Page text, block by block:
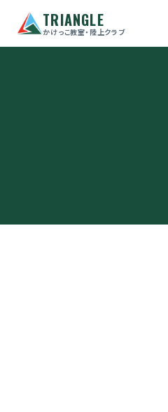
TRIANGLE
かけっこ教室・陸上クラブ